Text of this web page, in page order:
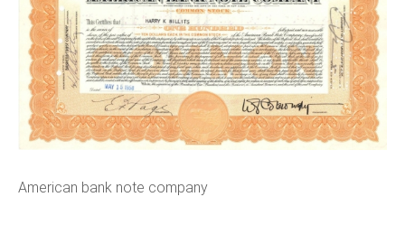
American bank note company